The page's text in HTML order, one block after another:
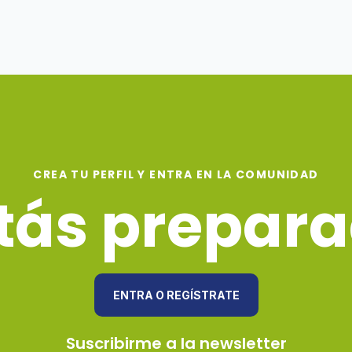
CREA TU PERFIL Y ENTRA EN LA COMUNIDAD
ENTRA O REGÍSTRATE
Suscribirme a la newsletter